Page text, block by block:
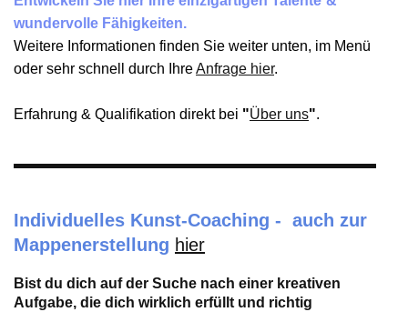
wundervolle Fähigkeiten.
Weitere Informationen finden Sie weiter unten, im Menü
oder sehr schnell durch IhreAnfrage hier.
Erfahrung & Qualifikation direkt bei "Über uns".
Individuelles Kunst-Coaching - auch zur
Mappenerstellung hier
Bist du dich auf der Suche nach einer kreativen
Aufgabe, die dich wirklich erfüllt und richtig